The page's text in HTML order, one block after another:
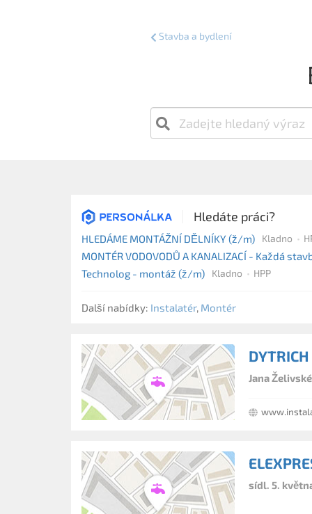
Stavba a bydlení
Hledáte práci?
HLEDÁME MONTÁŽNÍ DĚLNÍKY (ž/m) Kladno
MONTÉR VODOVODŮ A KANALIZACÍ - Každá
Technolog - montáž (ž/m) Kladno HPP
Další nabídky: Instalatér, Montér
DYTRICH
Jana
sídl. 5.